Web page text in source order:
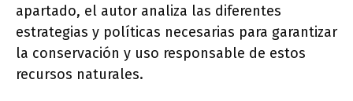
apartado, el autor analiza las diferentes
estrategias y políticas necesarias para garantizar
la conservación y uso responsable de estos
recursos naturales.